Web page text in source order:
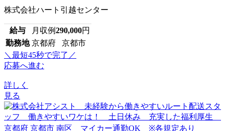
株式会社ハート引越センター
給与 月収例290,000円
勤務地 京都府 京都市
＼最短45秒で完了／
応募へ進む
詳しく
見る